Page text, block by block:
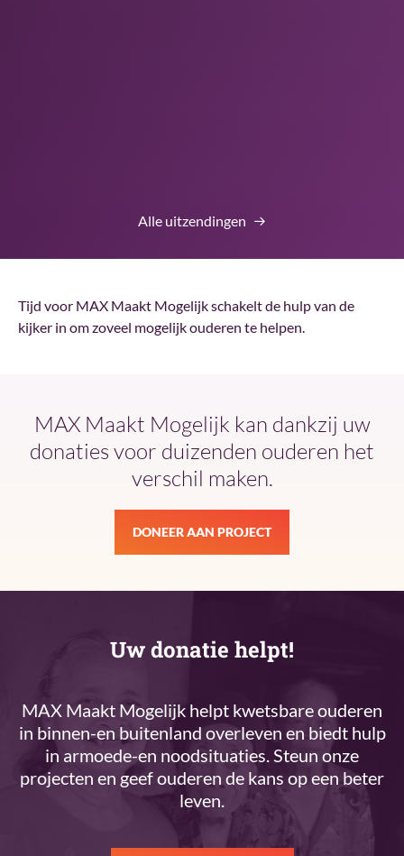
Alle uitzendingen
Tijd voor MAX Maakt Mogelijk schakelt de hulp van de
kijker in om zoveel mogelijk ouderen te helpen.
MAX Maakt Mogelijk kan dankzij uw
donaties voor duizenden ouderen het
verschil maken.
DONEER AAN PROJECT
Uw donatie helpt!
MAX Maakt Mogelijk helpt kwetsbare ouderen
in binnen-en buitenland overleven en biedt hulp
in armoede-en noodsituaties. Steun onze
projecten en geef ouderen de kans op een beter
leven.